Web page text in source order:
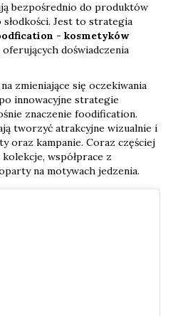
bezpośrednio do produktów
słodkości. Jest to strategia
- kosmetyków
oferujących doświadczenia
zmieniające się oczekiwania
innowacyjne strategie
znaczenie foodification.
tworzyć atrakcyjne wizualnie i
oraz kampanie. Coraz częściej
współprace z
na motywach jedzenia.